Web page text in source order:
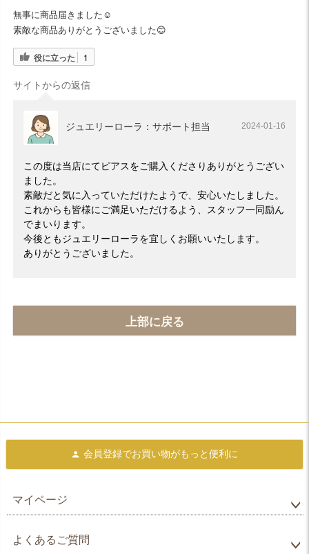
無事に商品届きました☺️
素敵な商品ありがとうございました😊
役に立った 1
サイトからの返信
ジュエリーローラ：サポート担当 2024-01-16
この度は当店にてピアスをご購入くださりありがとうござい
ました。
素敵だと気に入っていただけたようで、安心いたしました。
これからも皆様にご満足いただけるよう、スタッフ一同励ん
でまいります。
今後ともジュエリーローラを宜しくお願いいたします。
ありがとうございました。
上部に戻る
会員登録でお買い物がもっと便利に
マイページ
よくあるご質問